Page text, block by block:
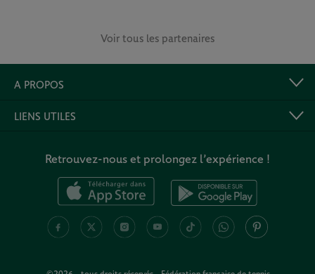
Voir tous les partenaires
A PROPOS
LIENS UTILES
Retrouvez-nous et prolongez l’expérience !